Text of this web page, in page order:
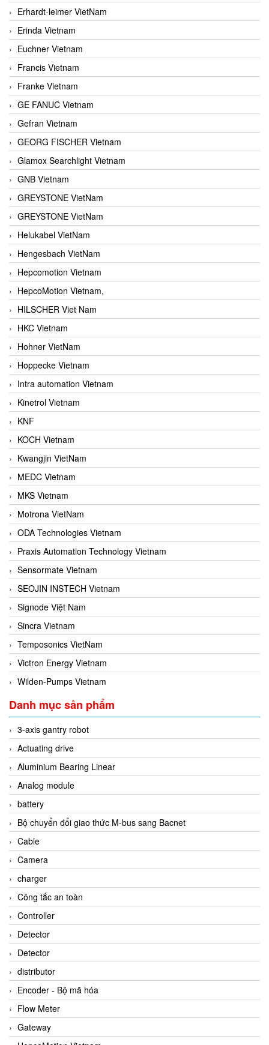
Erhardt-leimer VietNam
Erinda Vietnam
Euchner Vietnam
Francis Vietnam
Franke Vietnam
GE FANUC Vietnam
Gefran Vietnam
GEORG FISCHER Vietnam
Glamox Searchlight Vietnam
GNB Vietnam
GREYSTONE VietNam
GREYSTONE VietNam
Helukabel VietNam
Hengesbach VietNam
Hepcomotion Vietnam
HepcoMotion Vietnam,
HILSCHER Viet Nam
HKC Vietnam
Hohner VietNam
Hoppecke Vietnam
Intra automation Vietnam
Kinetrol Vietnam
KNF
KOCH Vietnam
Kwangjin VietNam
MEDC Vietnam
MKS Vietnam
Motrona VietNam
ODA Technologies Vietnam
Praxis Automation Technology Vietnam
Sensormate Vietnam
SEOJIN INSTECH Vietnam
Signode Việt Nam
Sincra Vietnam
Temposonics VietNam
Victron Energy Vietnam
Wilden-Pumps Vietnam
Danh mục sản phẩm
3-axis gantry robot
Actuating drive
Aluminium Bearing Linear
Analog module
battery
Bộ chuyển đổi giao thức M-bus sang Bacnet
Cable
Camera
charger
Công tắc an toàn
Controller
Detector
Detector
distributor
Encoder - Bộ mã hóa
Flow Meter
Gateway